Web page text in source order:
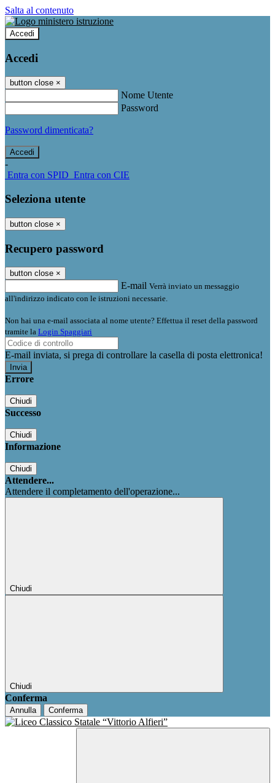
Salta al contenuto
Accedi
Accedi
button close ×
Nome Utente
Password
Password dimenticata?
-
Entra con SPID Entra con CIE
Seleziona utente
button close ×
Recupero password
button close ×
E-mail Verrà inviato un messaggio
all'indirizzo indicato con le istruzioni necessarie.
Non hai una e-mail associata al nome utente? Effettua il reset della password
tramite la Login Spaggiari
E-mail inviata, si prega di controllare la casella di posta elettronica!
Errore
Chiudi
Successo
Chiudi
Informazione
Chiudi
Attendere...
Attendere il completamento dell'operazione...
Chiudi
Chiudi
Conferma
Annulla Conferma